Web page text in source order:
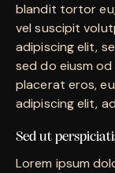
blandit tortor
vel suscipit
adipiscing elit,
sed do eiusm
placerat eros,
adipiscing elit,
Sed ut
Lorem ipsum